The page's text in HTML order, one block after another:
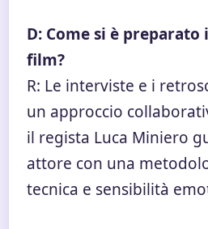
D: Come si è preparato
film?
R: Le interviste e i
un approccio
il regista Luca Miniero
attore con una
tecnica e sensibilità